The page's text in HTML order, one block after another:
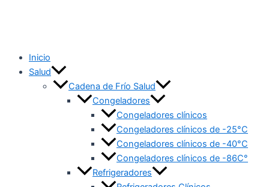
Inicio
Salud
Cadena de Frío Salud
Congeladores
Congeladores clínicos
Congeladores clínicos de -25°C
Congeladores clínicos de -40°C
Congeladores clínicos de -86C°
Refrigeradores